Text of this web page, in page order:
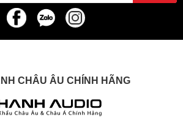
CHÂU ÂU CHÍNH HÃNG